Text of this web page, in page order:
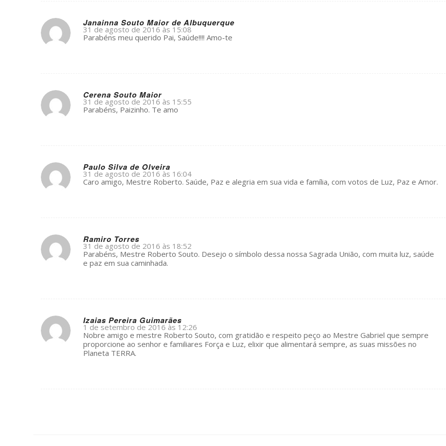
Janainna Souto Maior de Albuquerque
s
ays:
31 de agosto de 2016 às 15:08
Parabéns meu querido Pai, Saúde!!!! Amo-te
Cerena Souto Maior
s
ays:
31 de agosto de 2016 às 15:55
Parabéns, Paizinho. Te amo
Paulo Silva de Olveira
s
ays:
31 de agosto de 2016 às 16:04
Caro amigo, Mestre Roberto. Saúde, Paz e alegria em sua vida e família, com votos de Luz, Paz e Amor.
Ramiro Torres
s
ays:
31 de agosto de 2016 às 18:52
Parabéns, Mestre Roberto Souto. Desejo o símbolo dessa nossa Sagrada União, com muita luz, saúde
e paz em sua caminhada.
Izaias Pereira Guimarães
ays:
1 de setembro de 2016 às 12:26
Nobre amigo e mestre Roberto Souto, com gratidão e respeito peço ao Mestre Gabriel que sempre
proporcione ao senhor e familiares Força e Luz, elixir que alimentará sempre, as suas missões no
Planeta TERRA.